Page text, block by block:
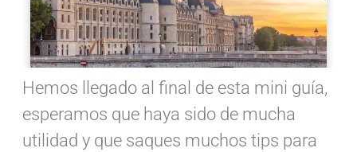
Hemos llegado al final de esta mini guía,
esperamos que haya sido de mucha
utilidad y que saques muchos tips para